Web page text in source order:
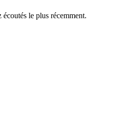
le plus récemment.